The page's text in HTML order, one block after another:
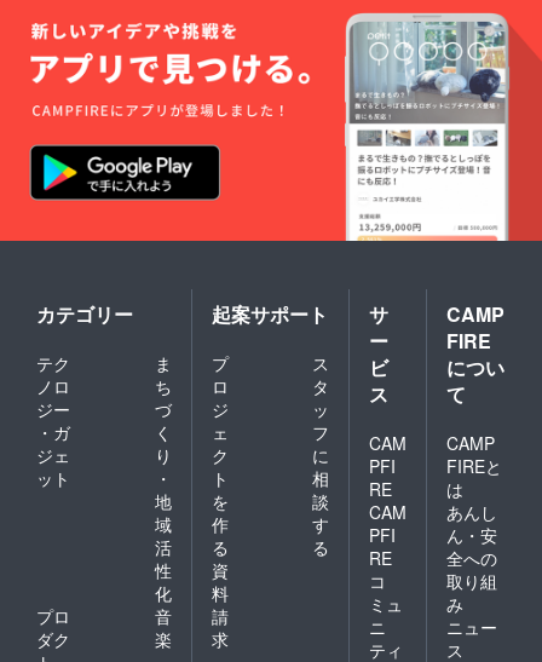
カテゴリー
テク
ノロ
ジー
・ガ
ジェ
ット
ま
ち
づ
く
り
・
地
域
活
性
化
プロ
ダク
音
楽
起案サポート
プ
ロ
ジ
ェ
ク
ト
を
作
る
ス
タ
ッ
フ
に
相
談
す
る
資
料
請
求
サ
ー
ビ
ス
CAM
PFI
RE
CAM
PFI
RE
コ
ミュ
ニ
ティ
CAMP
FIRE
につい
て
CAMP
FIREと
は
あんし
ん・安
全への
取り組
み
ニュー
ス